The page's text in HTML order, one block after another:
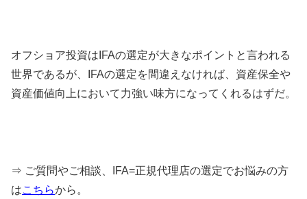
オフショア投資はIFAの選定が大きなポイントと言われる
世界であるが、IFAの選定を間違えなければ、資産保全や
資産価値向上において力強い味方になってくれるはずだ。
⇒ ご質問やご相談、IFA=正規代理店の選定でお悩みの方
はこちらから。